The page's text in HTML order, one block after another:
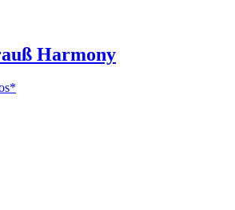
Harmony